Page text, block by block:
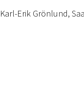
Erik Grönlund,